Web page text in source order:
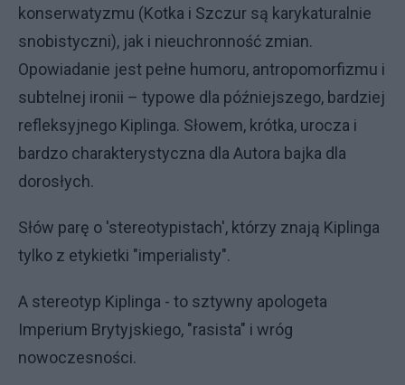
konserwatyzmu (Kotka i Szczur są karykaturalnie
snobistyczni), jak i nieuchronność zmian.
Opowiadanie jest pełne humoru, antropomorfizmu i
subtelnej ironii – typowe dla późniejszego, bardziej
refleksyjnego Kiplinga. Słowem, krótka, urocza i
bardzo charakterystyczna dla Autora bajka dla
dorosłych.
Słów parę o 'stereotypistach', którzy znają Kiplinga
tylko z etykietki "imperialisty".
A stereotyp Kiplinga - to sztywny apologeta
Imperium Brytyjskiego, "rasista" i wróg
nowoczesności.